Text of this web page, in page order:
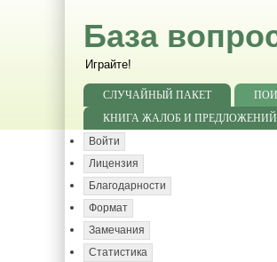
База
Играйте!
СЛУЧАЙНЫЙ ПАКЕТ
КНИГА ЖАЛОБ И ПРЕДЛОЖЕНИЙ
Войти
Лицензия
Благодарности
Формат
Замечания
Статистика